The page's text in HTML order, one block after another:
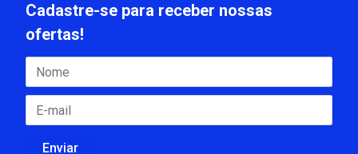
Cadastre-se para receber nossas
ofertas!